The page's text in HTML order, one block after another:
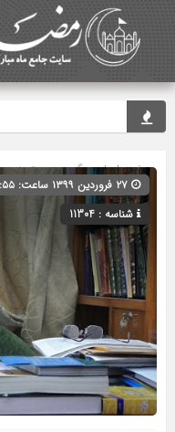
صفحه اصلی» گروه »
شناسه : 11304